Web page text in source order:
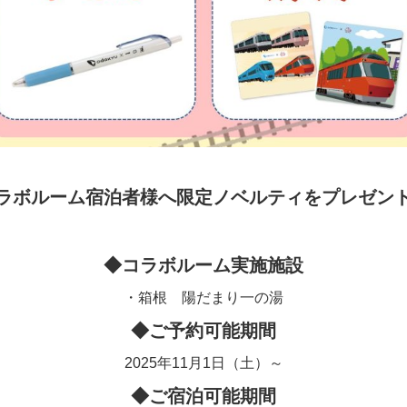
ボルーム宿泊者様へ限定ノベルティをプレゼン
◆コラボルーム実施施設
・箱根 陽だまり一の湯
◆ご予約可能期間
2025年11月1日（土）～
◆ご宿泊可能期間